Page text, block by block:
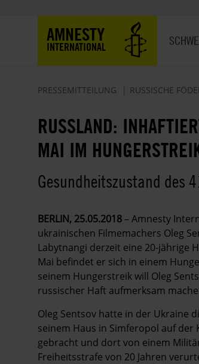
AMNESTY
INTERNATIONAL
PRESSEMITTEILUNG RUSSISCHE
RUSSLAND:
MAI IM
Gesundheitszustand des
BERLIN, 25.05.2018 – Amnesty
ukrainischen Filmemachers Oleg
Labytnangi derzeit eine 20-jährige
Mai befindet er sich in einem
seinem Hungerstreik will Oleg
russischer Haft aufmerksam
Oleg Sentsov hatte in der Ukraine
seinem Haus in Simferopol auf
gebracht und dort von einem
Freiheitsstrafe von 20 Jahren